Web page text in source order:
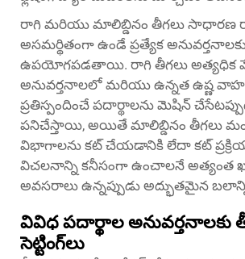
రాగి మరియు మాలిబ్డినం తీగలు సాధారణ
అసమర్థితంగా ఉండే ప్రత్యేక
ఉపయోగపడతాయి. రాగి తీగలు అత్యధిక
అనువర్తనాలలో మరియు ఉన్నత ఉష్ణ
ప్రతిస్పందించే పదార్థాలను మెషిన్
పనిచేస్తాయి, అయితే మాలిబ్డినం తీగలు
విభాగాలను కట్ చేయడానికి లేదా కట్
విచలనాన్ని కనీసంగా ఉంచాలనే అత్యంత
అవసరాలు ఉన్నప్పుడు అద్భుతమైన
వివిధ పదార్థాల అనువర్తనాలకు
సెట్టింగ్‌లు